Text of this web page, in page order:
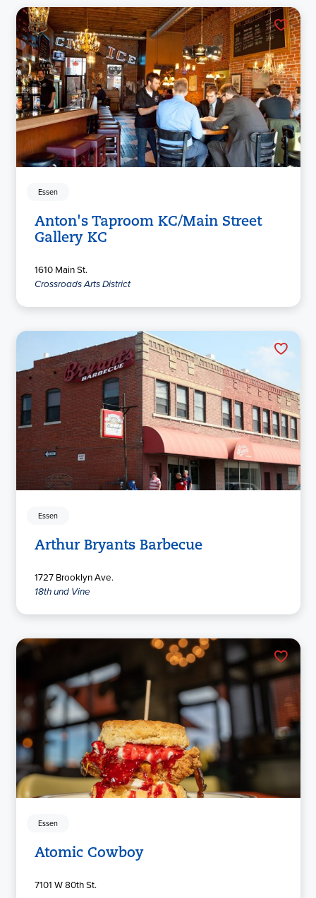
Essen
Anton's Taproom KC/Main Street
Gallery KC
1610 Main St.
Crossroads Arts District
Essen
Arthur Bryants Barbecue
1727 Brooklyn Ave.
18th und Vine
Essen
Atomic Cowboy
7101 W 80th St.